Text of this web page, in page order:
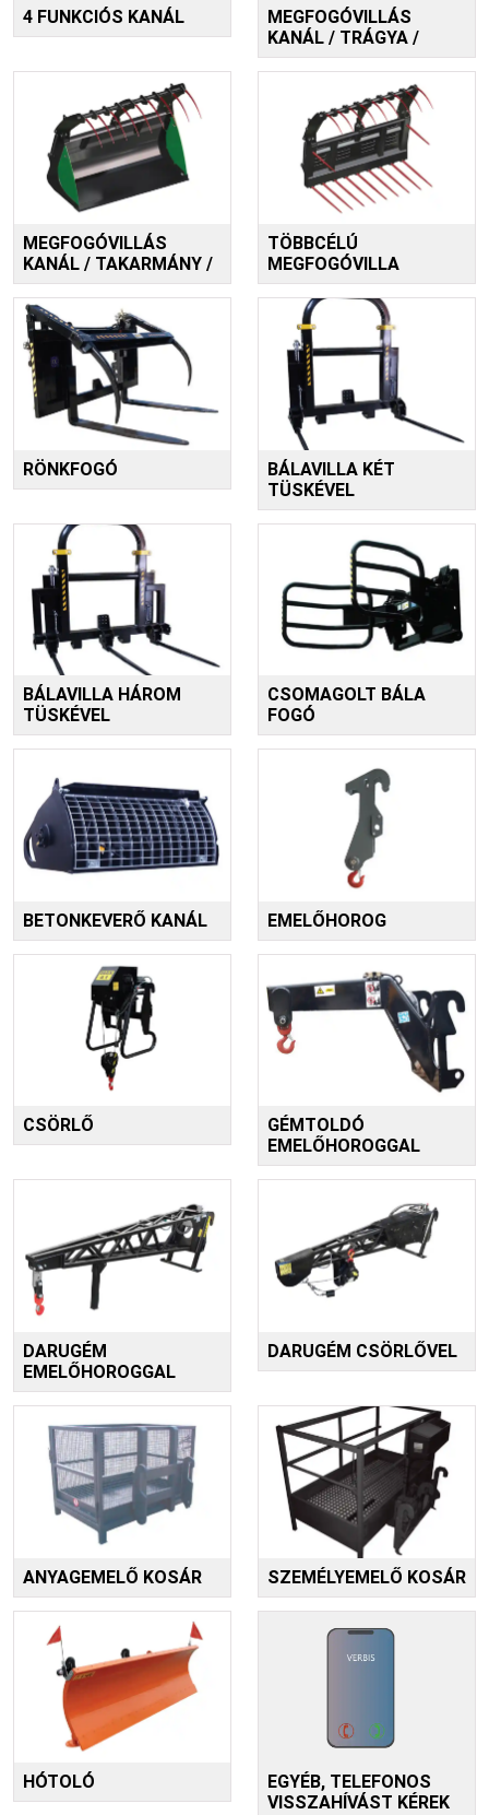
4 FUNKCIÓS KANÁL
MEGFOGÓVILLÁS
KANÁL / TRÁGYA /
MEGFOGÓVILLÁS
KANÁL / TAKARMÁNY /
TÖBBCÉLÚ
MEGFOGÓVILLA
RÖNKFOGÓ
BÁLAVILLA KÉT
TÜSKÉVEL
BÁLAVILLA HÁROM
TÜSKÉVEL
CSOMAGOLT BÁLA
FOGÓ
BETONKEVERŐ KANÁL EMELŐHOROG
CSÖRLŐ
GÉMTOLDÓ
EMELŐHOROGGAL
DARUGÉM
EMELŐHOROGGAL
DARUGÉM CSÖRLŐVEL
ANYAGEMELŐ KOSÁR SZEMÉLYEMELŐ KOSÁR
HÓTOLÓ
EGYÉB, TELEFONOS
VISSZAHÍVÁST KÉREK